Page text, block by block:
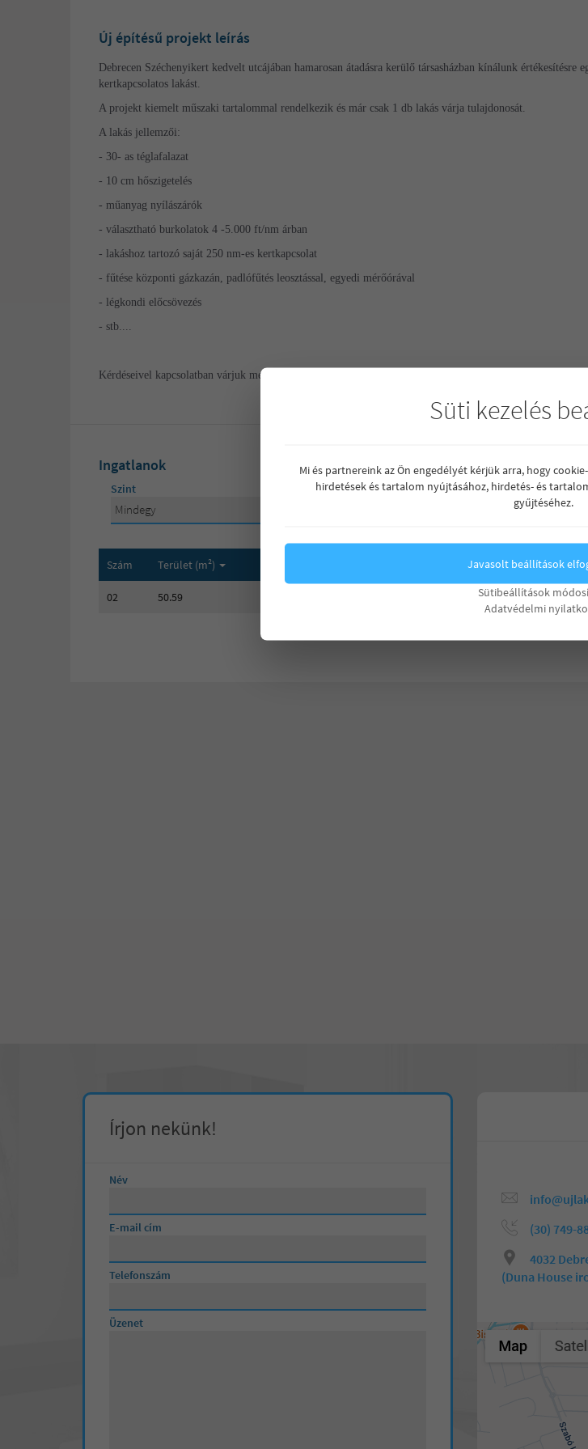
Új építésű projekt leírás
Debrecen Széchenyikert kedvelt utcájában hamarosan átadásra kerülő társasházban kínálunk értékesítésre
kertkapcsolatos lakást.
A projekt kiemelt műszaki tartalommal rendelkezik és már csak 1 db lakás várja tulajdonosát.
A lakás jellemzői:
- 30- as téglafalazat
- 10 cm hőszigetelés
- műanyag nyílászárók
- választható burkolatok 4 -5.000 ft/nm árban
- lakáshoz tartozó saját 250 nm-es kertkapcsolat
- fűtése központi gázkazán, padlófűtés leosztással, egyedi mérőórával
- légkondi előcsövezés
- stb....
Kérdéseivel kapcsolatban várjuk megkeresését.
Ingatlanok
Mindegy
Mindegy
földszint
Szint
Szám Terület (m²) Em.
02 50.59 földszint
Írjon nekünk!
Név
E-mail cím
Telefonszám
Üzenet
(30) 749-
4032
(Duna House
Süti kezelés
Mi és partnereink az Ön engedélyét kérjük arra, hogy
hirdetések és tartalom nyújtásához, hirdetés- és
gyűjtéséhez.
Javasolt beállítások
Sütibeállítások
Adatvédelmi